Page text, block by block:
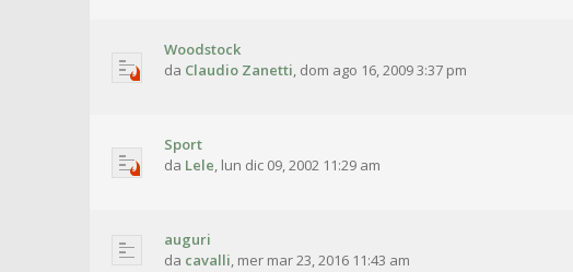
Woodstock
da Claudio Zanetti, dom ago 16, 2009 3:37 pm
Sport
da Lele, lun dic 09, 2002 11:29 am
auguri
da cavalli, mer mar 23, 2016 11:43 am